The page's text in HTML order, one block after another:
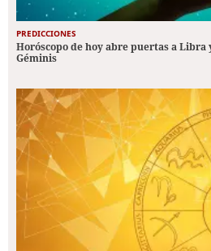
PREDICCIONES
Horóscopo de hoy abre puertas a Libra
Géminis